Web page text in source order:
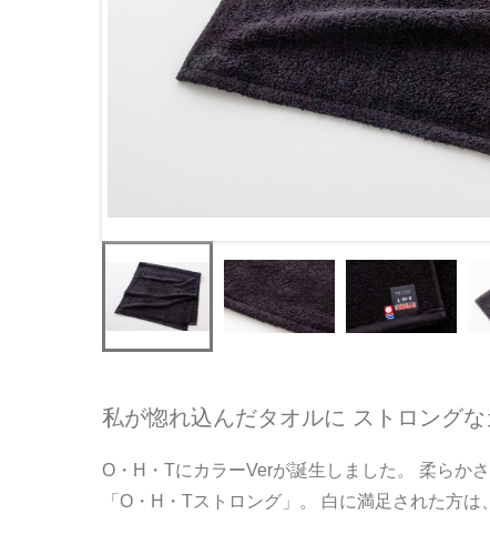
私が惚れ込んだタオルに ストロング
O・H・TにカラーVerが誕生しました。 柔らか
「O・H・Tストロング」。 白に満足された方